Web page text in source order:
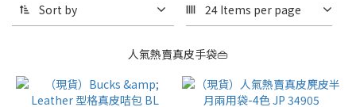
Sort by 24 Items per page
人氣熱賣真皮手袋👜